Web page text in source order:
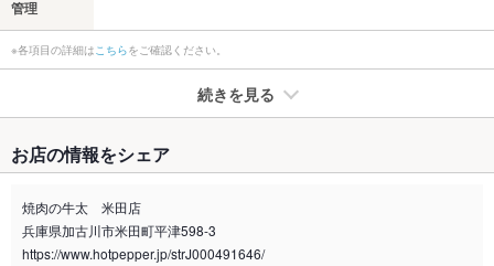
管理
※各項目の詳細はこちらをご確認ください。
続きを見る
禁煙・喫煙
全席禁煙
喫煙専用室 なし
お店の情報をシェア
焼肉の牛太 米田店
兵庫県加古川市米田町平津598-3
https://www.hotpepper.jp/strJ000491646/